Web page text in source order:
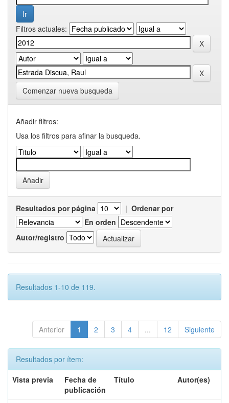
Filtros actuales:
Comenzar nueva busqueda
Añadir filtros:
Usa los filtros para afinar la busqueda.
Resultados por página | Ordenar por
En orden
Autor/registro
Resultados 1-10 de 119.
Anterior 1 2 3 4 ... 12 Siguiente
Resultados por ítem:
Vista previa
Fecha de
publicación
Título Autor(es)